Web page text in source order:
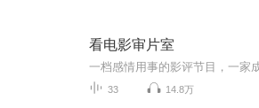
看电影审片室
33 14.8万